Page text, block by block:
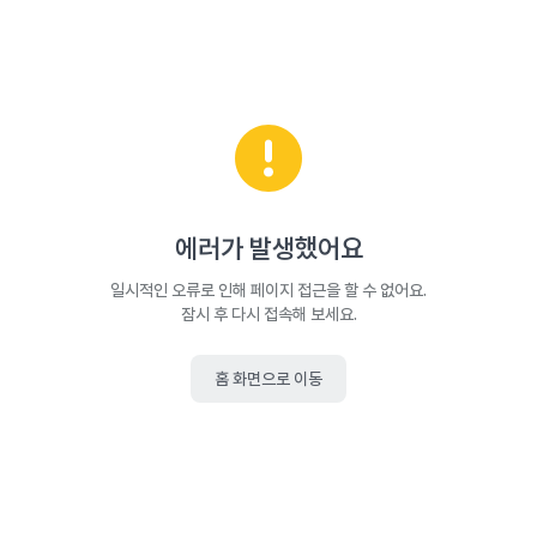
에러가 발생했어요
일시적인 오류로 인해 페이지 접근을 할 수 없어요.
잠시 후 다시 접속해 보세요.
홈 화면으로 이동